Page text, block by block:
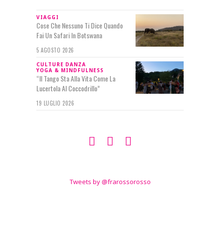
VIAGGI
Cose Che Nessuno Ti Dice Quando
Fai Un Safari In Botswana
5 AGOSTO 2026
CULTURE DANZA
YOGA & MINDFULNESS
“Il Tango Sta Alla Vita Come La
Lucertola Al Coccodrillo”
19 LUGLIO 2026
Tweets by @frarossorosso